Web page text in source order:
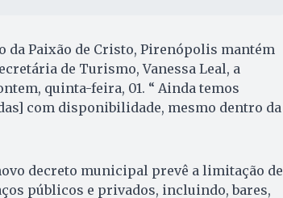
da Paixão de Cristo, Pirenópolis mantém
de Turismo, Vanessa Leal, a
quinta-feira, 01. “ Ainda temos
com disponibilidade, mesmo dentro da
decreto municipal prevê a limitação de
públicos e privados, incluindo, bares,